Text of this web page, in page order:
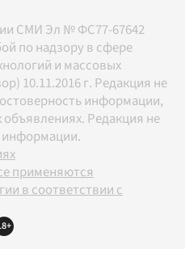
СМИ Эл № ФС77-67642
по надзору в сфере
и массовых
10.11.2016 г. Редакция не
информации,
Редакция не
информации.
применяются
в соответствии с